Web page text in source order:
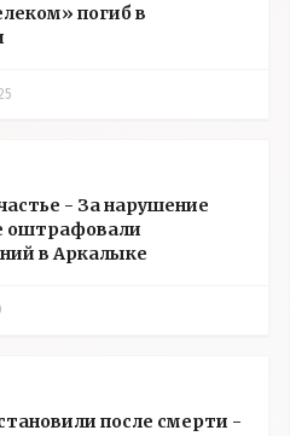
погиб в
- За нарушение
оштрафовали
в Аркалыке
после смерти -